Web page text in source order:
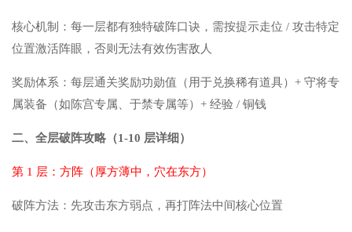
核心机制：每一层都有独特破阵口诀，需按提示走位 / 攻击特定
位置激活阵眼，否则无法有效伤害敌人
奖励体系：每层通关奖励功勋值（用于兑换稀有道具）+ 守将专
属装备（如陈宫专属、于禁专属等）+ 经验 / 铜钱
二、全层破阵攻略（1-10 层详细）
第 1 层：方阵（厚方薄中，穴在东方）
破阵方法：先攻击东方弱点，再打阵法中间核心位置